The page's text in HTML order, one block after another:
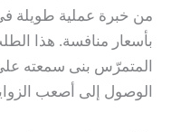
من خبرة عملية طويلة
بأسعار منافسة. هذا
المتمرّس بنى سمعته
الوصول إلى أصعب